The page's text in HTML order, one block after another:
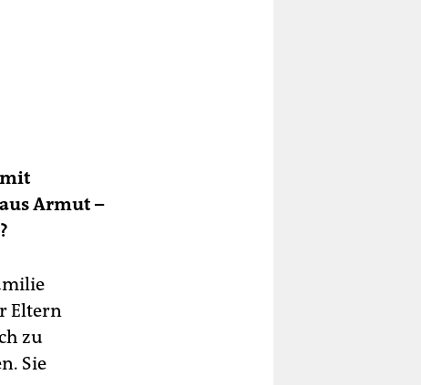
Armut –
Eltern
zu
Sie